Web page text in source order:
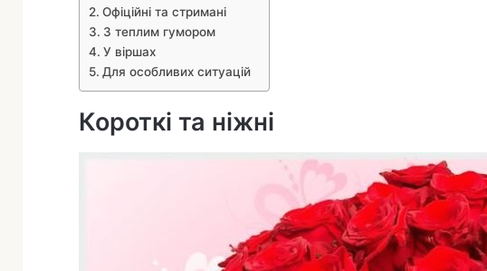
с
т
Офіційні та стримані
З теплим гумором
У віршах
Для особливих ситуацій
Короткі та ніжні